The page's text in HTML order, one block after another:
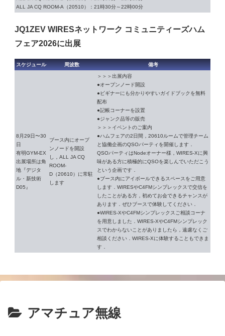
ALL JA CQ ROOM-A（20510）：21時30分～22時00分
JQ1ZEV WIRESネットワーク コミュニティーズハム
フェア2026に出展
スケジュール 周波数 備考
8月29日〜30
日
有明GYM-EX
出展場所は角
地『デジタ
ル・新技術
D05』
ブース内にオープ
ンノードを開設
し，ALL JA CQ
ROOM-
D（20610）に常駐
します
＞＞＞出展内容
●オープンノード開設
●ビギナーにも分かりやすいガイドブックを無料
配布
●記帳コーナーを設置
●ジャンク品等の販売
＞＞＞イベントのご案内
●ハムフェアの2日間，20610ルームで管理チーム
と協働企画のQSOパーティを開催します．
QSOパーティはNodeオーナー様，WIRES-Xに興
味がある方に積極的にQSOを楽しんでいただこう
という企画です．
●ブース内にアイボールできるスペースをご用意
します．WIRESやC4FMシンプレックスで交信を
したことがある方，初めてお会できるチャンスが
あります．ぜひブースで体験してください．
●WIRES-XやC4FMシンプレックスご相談コーナ
を用意しました．WIRES-XやC4FMシンプレック
スでわからないことがありましたら，遠慮なくご
相談ください．WIRES-Xに体験することもできま
す．
アマチュア無線